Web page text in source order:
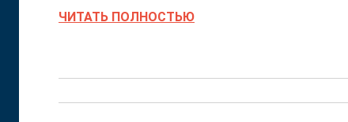
ЧИТАТЬ ПОЛНОСТЬЮ